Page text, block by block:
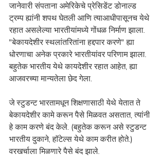
जानेवारी संपताना अमेरिकेचे प्रेसिडेंट डोनाल्ड
ट्रम्प ह्यांनी शपथ घेतली आणि त्याआधीपासूनच येथे
रहात असलेल्या भारतीयांमध्ये गोंधळ निर्माण झाला.
"बेकायदेशीर स्थलांतरितांना हद्दपार करणे" ह्या
धोरणाचा अनेक प्रकारे भारतीयांवर परिणाम झाला.
बहुतेक भारतीय येथे कायदेशीर रहात आहेत, ह्या
आजवरच्या मान्यतेला छेद गेला.
जे स्टुडन्ट भारतामधून शिक्षणासाठी येथे येतात ते
बेकायदेशीर कामे करून पैसे मिळवत असतात, त्यांनी
हे काम करणे बंद केले. (बहुतेक करून असे स्टुडन्ट
भारतीय दुकाने, हॉटेल्स येथे काम करीत होते.)
वरखर्चाला मिळणारे पैसे बंद झाले.